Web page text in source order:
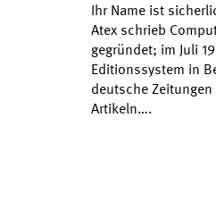
Ihr Name ist
Atex schrieb
gegründet; im Juli
Editionssystem in
deutsche
Artikeln….